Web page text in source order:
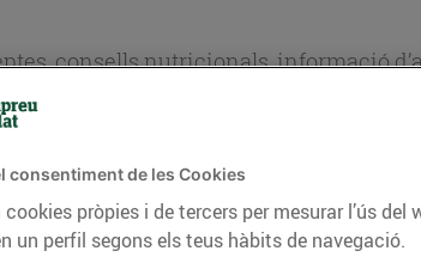
consells nutricionals, informació
CONSELLS I HÀBITS SALUDABLES ENERGIA
consentiment de les Cookies
pròpies i de tercers per mesurar l’ús
un perfil segons els teus hàbits de navegació.